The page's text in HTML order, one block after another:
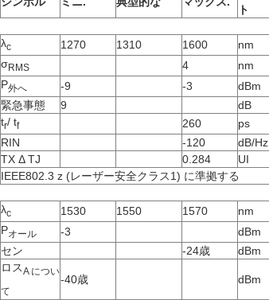
ト
λc 1270 1310 1600
nm
σRMS 4
nm
P外へ -9 -3 dBm
緊急事態 9
dB
tr/ tf 260 ps
RIN -120
dB/Hz
TX Δ TJ 0.284 UI
IEEE802.3 z (レーザー安全クラス1) に準拠する
λc 1530 1550 1570
nm
Pオール -3 dBm
セン -24歳 dBm
ロス A につい
て
-40歳 dBm